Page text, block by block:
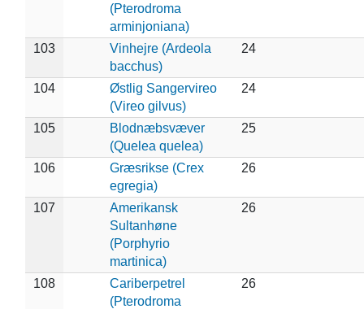
(Pterodroma
arminjoniana)
103
Vinhejre (Ardeola
bacchus)
24
104
Østlig Sangervireo
(Vireo gilvus)
24
105
Blodnæbsvæver
(Quelea quelea)
25
106
Græsrikse (Crex
egregia)
26
107
Amerikansk
Sultanhøne
(Porphyrio
martinica)
26
108
Cariberpetrel
(Pterodroma
26